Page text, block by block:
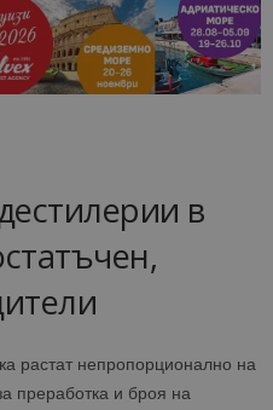
в
растат непропорционално на
преработка и броя на